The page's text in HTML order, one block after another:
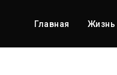
Главная Жизнь